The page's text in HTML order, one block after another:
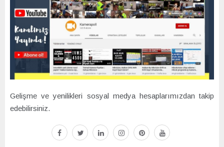
Gelişme ve yenilikleri sosyal medya hesaplarımızdan takip
edebilirsiniz.
facebook
twitter linkedininstagrampinterestyoutube